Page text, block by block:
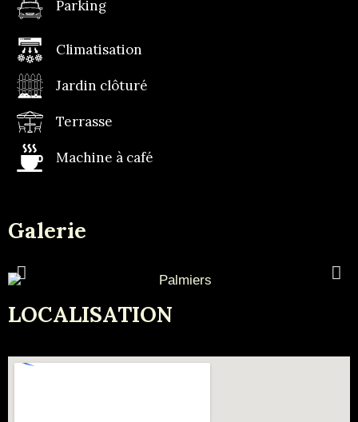
Parking
Climatisation
Jardin clôturé
Terrasse
Machine à café
Galerie
LOCALISATION